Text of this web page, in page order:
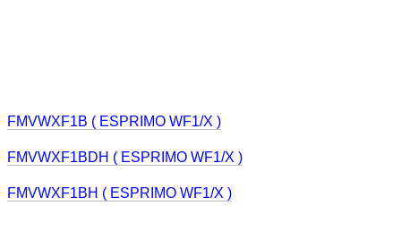
FMVWXF1B ( ESPRIMO WF1/X )
FMVWXF1BDH ( ESPRIMO WF1/X )
FMVWXF1BH ( ESPRIMO WF1/X )